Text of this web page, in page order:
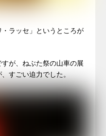
ラッセ」というところが
が、ねぶた祭の山車の展
すごい迫力でした。